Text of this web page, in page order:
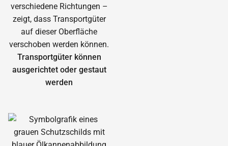
Transportgüter können
ausgerichtet oder gestaut
werden